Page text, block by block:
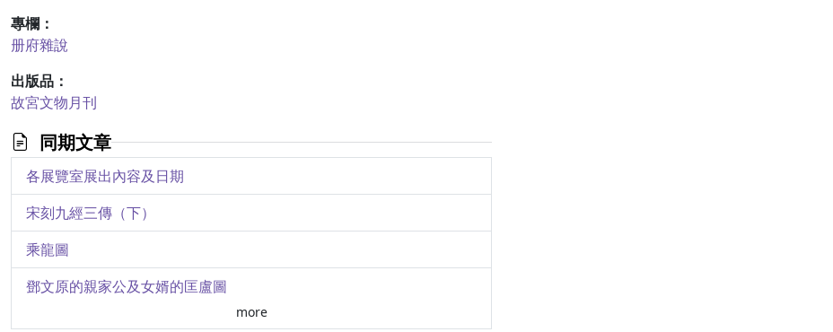
專欄：
册府雜說
出版品：
故宮文物月刊
同期文章
各展覽室展出內容及日期
宋刻九經三傳（下）
乘龍圖
鄧文原的親家公及女婿的匡盧圖
more